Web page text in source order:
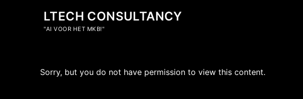
LTECH CONSULTANCY
"AI VOOR HET MKB!"
Sorry, but you do not have permission to view this content.